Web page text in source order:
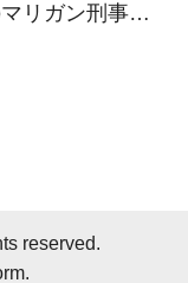
リガン刑事役
reserved.
.